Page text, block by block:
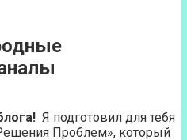
Я подготовил для тебя
Проблем», который